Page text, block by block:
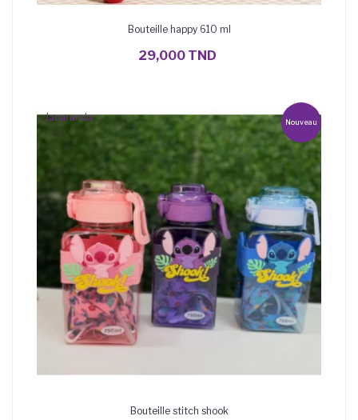
Bouteille happy 610 ml
29,000 TND
Nouveau
Jacaranda
Bouteille stitch shook